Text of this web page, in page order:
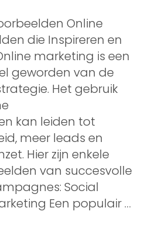
Online
die Inspireren en
marketing is een
geworden van de
Het gebruik
kan leiden tot
meer leads en
Hier zijn enkele
van succesvolle
Social
Een populair …